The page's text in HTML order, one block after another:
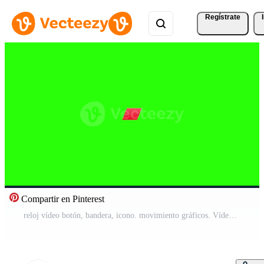
Regístrate
Compartir en Pinterest
reloj vídeo botón, bandera, icono. movimiento gráficos. Vídeo Pro